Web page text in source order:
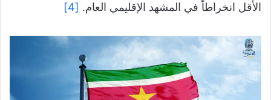
الأقل انخراطاً في المشهد الإقليمي العام. [4]